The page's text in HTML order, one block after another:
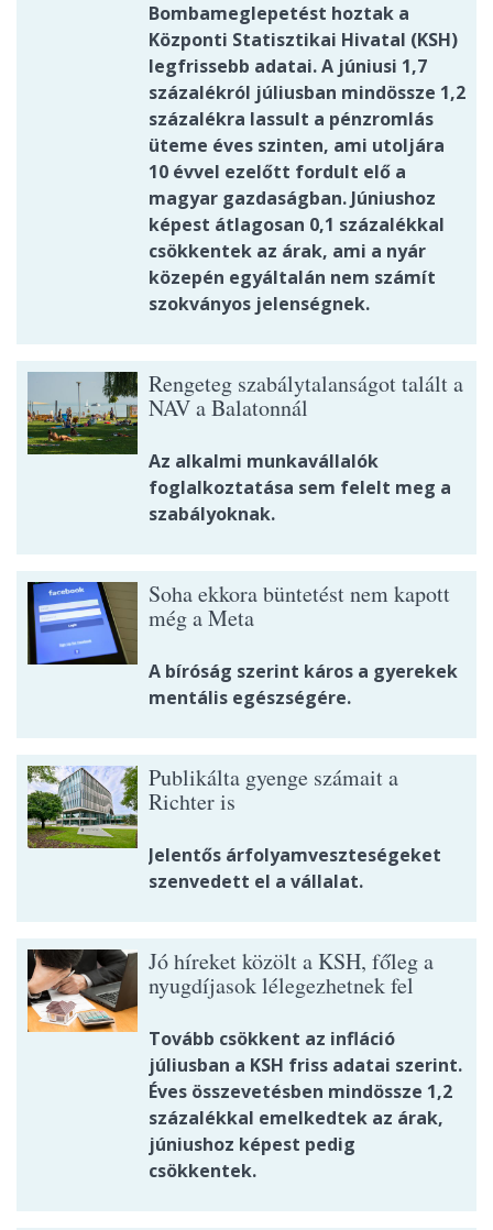
Bombameglepetést hoztak a
Központi Statisztikai Hivatal (KSH)
legfrissebb adatai. A júniusi 1,7
százalékról júliusban mindössze 1,2
százalékra lassult a pénzromlás
üteme éves szinten, ami utoljára
10 évvel ezelőtt fordult elő a
magyar gazdaságban. Júniushoz
képest átlagosan 0,1 százalékkal
csökkentek az árak, ami a nyár
közepén egyáltalán nem számít
szokványos jelenségnek.
Rengeteg szabálytalanságot talált a
NAV a Balatonnál
Az alkalmi munkavállalók
foglalkoztatása sem felelt meg a
szabályoknak.
Soha ekkora büntetést nem kapott
még a Meta
A bíróság szerint káros a gyerekek
mentális egészségére.
Publikálta gyenge számait a
Richter is
Jelentős árfolyamveszteségeket
szenvedett el a vállalat.
Jó híreket közölt a KSH, főleg a
nyugdíjasok lélegezhetnek fel
Tovább csökkent az infláció
júliusban a KSH friss adatai szerint.
Éves összevetésben mindössze 1,2
százalékkal emelkedtek az árak,
júniushoz képest pedig
csökkentek.